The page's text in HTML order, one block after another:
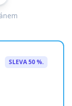
SLEVA 50 %.